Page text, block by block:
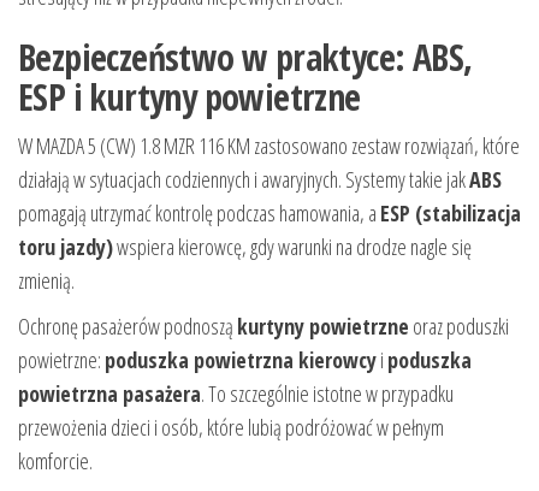
Bezpieczeństwo w praktyce: ABS,
ESP i kurtyny powietrzne
W MAZDA 5 (CW) 1.8 MZR 116 KM zastosowano zestaw rozwiązań, które
działają w sytuacjach codziennych i awaryjnych. Systemy takie jakABS
pomagają utrzymać kontrolę podczas hamowania, a ESP (stabilizacja
toru jazdy)wspiera kierowcę, gdy warunki na drodze nagle się
zmienią.
Ochronę pasażerów podnoszą kurtyny powietrzne oraz poduszki
powietrzne: poduszka powietrzna kierowcyi poduszka
powietrzna pasażera. To szczególnie istotne w przypadku
przewożenia dzieci i osób, które lubią podróżować w pełnym
komforcie.